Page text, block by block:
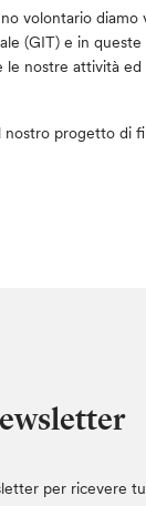
volontario diamo
(GIT) e in
le nostre attività
nostro progetto di
per ricevere